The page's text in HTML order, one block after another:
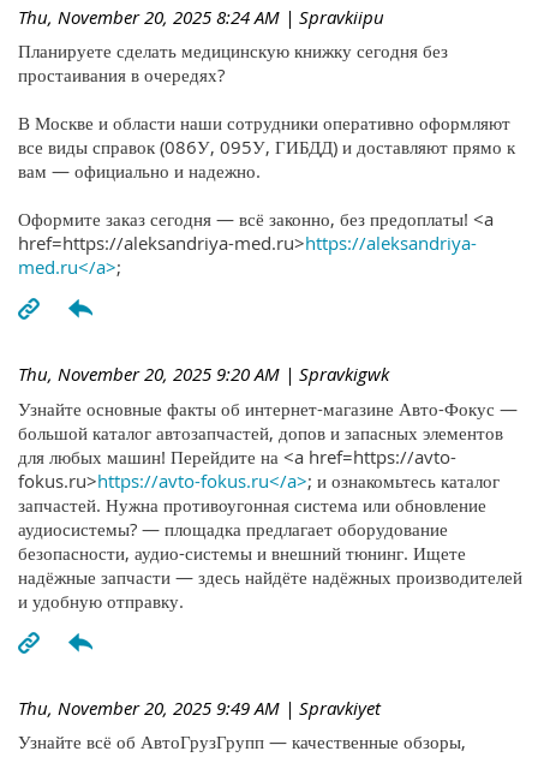
Thu, November 20, 2025 8:24 AM | Spravkiipu
Планируете сделать медицинскую книжку сегодня без
простаивания в очередях?
В Москве и области наши сотрудники оперативно оформляют
все виды справок (086У, 095У, ГИБДД) и доставляют прямо к
вам — официально и надежно.
Оформите заказ сегодня — всё законно, без предоплаты! <a
href=https://aleksandriya-med.ru>https://aleksandriya-
med.ru</a>;
Thu, November 20, 2025 9:20 AM | Spravkigwk
Узнайте основные факты об интернет-магазине Авто-Фокус —
большой каталог автозапчастей, допов и запасных элементов
для любых машин! Перейдите на <a href=https://avto-
fokus.ru>https://avto-fokus.ru</a>; и ознакомьтесь каталог
запчастей. Нужна противоугонная система или обновление
аудиосистемы? — площадка предлагает оборудование
безопасности, аудио-системы и внешний тюнинг. Ищете
надёжные запчасти — здесь найдёте надёжных производителей
и удобную отправку.
Thu, November 20, 2025 9:49 AM | Spravkiyet
Узнайте всё об АвтоГрузГрупп — качественные обзоры,